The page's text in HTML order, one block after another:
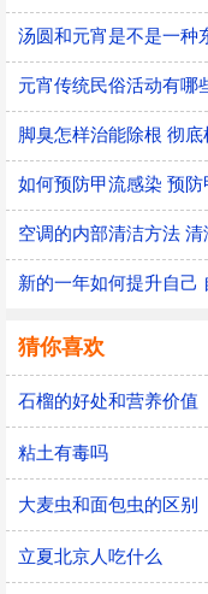
脚臭怎样治能除根 彻
如何预防甲流感染 预
空调的内部清洁方法
猜你喜欢
石榴的好处和营养价值
粘土有毒吗
大麦虫和面包虫的区别
立夏北京人吃什么